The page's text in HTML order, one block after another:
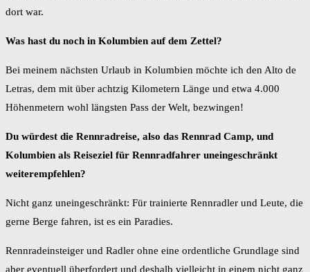
dort war.
Was hast du noch in Kolumbien auf dem Zettel?
Bei meinem nächsten Urlaub in Kolumbien möchte ich den Alto de
Letras, dem mit über achtzig Kilometern Länge und etwa 4.000
Höhenmetern wohl längsten Pass der Welt, bezwingen!
Du würdest die Rennradreise, also das Rennrad Camp, und
Kolumbien als Reiseziel für Rennradfahrer uneingeschränkt
weiterempfehlen?
Nicht ganz uneingeschränkt: Für trainierte Rennradler und Leute, die
gerne Berge fahren, ist es ein Paradies.
Rennradeinsteiger und Radler ohne eine ordentliche Grundlage sind
aber eventuell überfordert und deshalb vielleicht in einem nicht ganz